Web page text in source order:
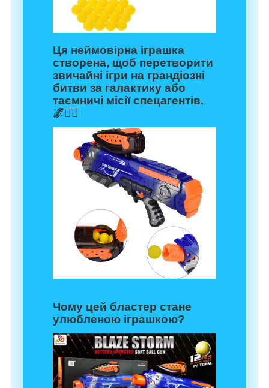
Ця неймовірна іграшка
створена, щоб перетворити
звичайні ігри на грандіозні
битви за галактику або
таємничі місії спецагентів.
🌌🕵️‍♂️
Чому цей бластер стане
улюбленою іграшкою?